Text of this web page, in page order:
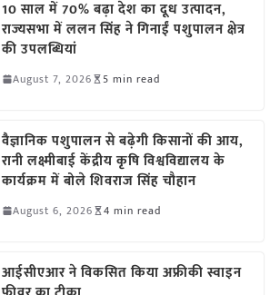
10 साल में 70% बढ़ा देश का दूध उत्पादन,
राज्यसभा में ललन सिंह ने गिनाईं पशुपालन क्षेत्र
की उपलब्धियां
August 7, 2026 5 min read
वैज्ञानिक पशुपालन से बढ़ेगी किसानों की आय,
रानी लक्ष्मीबाई केंद्रीय कृषि विश्वविद्यालय के
कार्यक्रम में बोले शिवराज सिंह चौहान
August 6, 2026 4 min read
आईसीएआर ने विकसित किया अफ्रीकी स्वाइन